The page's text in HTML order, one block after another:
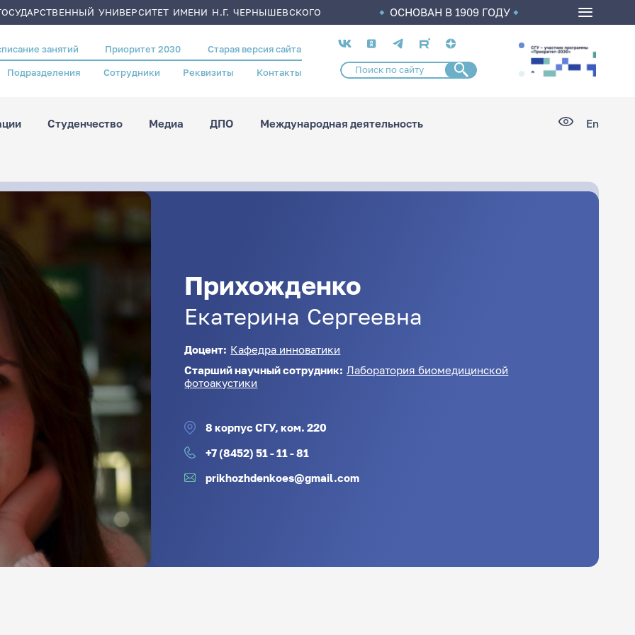
УНИВЕРСИТЕТ ИМЕНИ Н.Г. ЧЕРНЫШЕВСКОГО ОСНОВАН В 1909 ГОДУ
занятий Приоритет 2030 Старая версия сайта
Подразделения Сотрудники Реквизиты Контакты
Социальные
сети
Студенчество Медиа ДПО Международная деятельность En
Прихожденко
Екатерина Сергеевна
Доцент: Кафедра инноватики
Старший научный сотрудник: Лаборатория биомедицинской
фотоакустики
8 корпус СГУ, ком. 220
+7 (8452) 51 - 11 - 81
prikhozhdenkoes@gmail.com